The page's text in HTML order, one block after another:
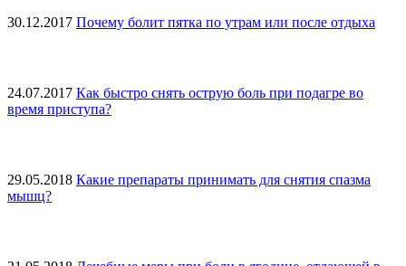
30.12.2017 Почему болит пятка по утрам или после отдыха
24.07.2017 Как быстро снять острую боль при подагре во
время приступа?
29.05.2018 Какие препараты принимать для снятия спазма
мышц?